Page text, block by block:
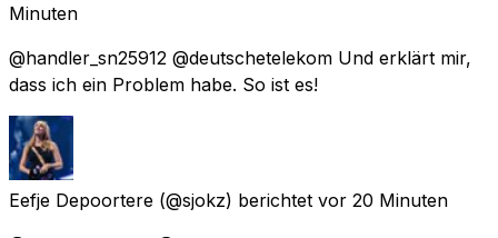
Minuten
@handler_sn25912 @deutschetelekom Und erklärt mir,
dass ich ein Problem habe. So ist es!
Eefje Depoortere (@sjokz) berichtet vor 20 Minuten